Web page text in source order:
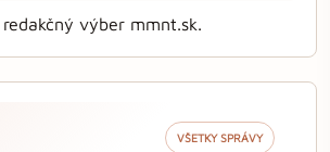
výber mmnt.sk.
VŠETKY SPRÁVY